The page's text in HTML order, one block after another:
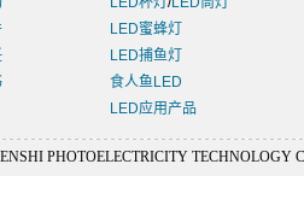
LED蜜蜂灯
LED捕鱼灯
食人鱼LED
LED应用产品
PHOTOELECTRICITY TECHNOLOGY